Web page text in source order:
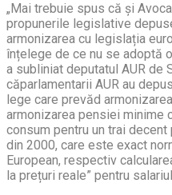
„Mai trebuie spus că și
propunerile legislative
armonizarea cu legislația
înțelege de ce nu se adoptă
a subliniat deputatul AUR de
căparlamentarii AUR au
lege care prevăd
armonizarea pensiei minime
consum pentru un trai decent
din 2000, care este exact
European, respectiv
la prețuri reale” pentru